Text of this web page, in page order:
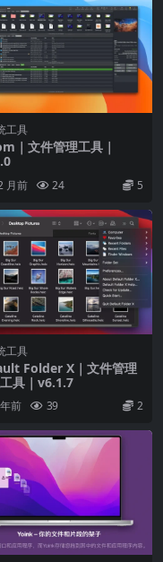
工具
｜文件管理工具｜
月前 24 5
工具
Folder X｜文件管理
具｜v6.1.7
前 39 2